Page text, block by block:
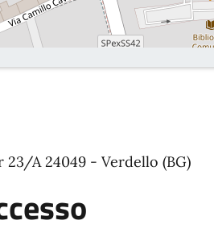
23/A 24049 - Verdello (BG)